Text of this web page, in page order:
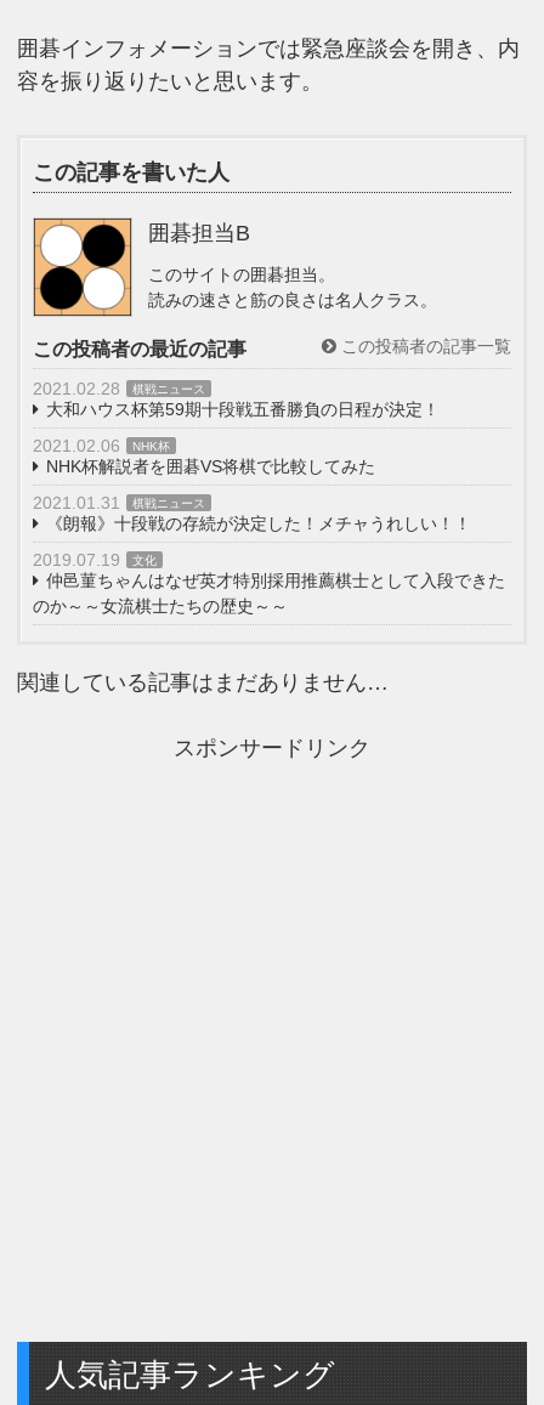
囲碁インフォメーションでは緊急座談会を開き、内
容を振り返りたいと思います。
この記事を書いた人
囲碁担当B
このサイトの囲碁担当。
読みの速さと筋の良さは名人クラス。
この投稿者の最近の記事 この投稿者の記事一覧
2021.02.28 棋戦ニュース
大和ハウス杯第59期十段戦五番勝負の日程が決定！
2021.02.06
NHK杯
NHK杯解説者を囲碁VS将棋で比較してみた
2021.01.31
棋戦ニュース
《朗報》十段戦の存続が決定した！メチャうれしい！！
2019.07.19
文化
仲邑菫ちゃんはなぜ英才特別採用推薦棋士として入段できた
のか～～女流棋士たちの歴史～～
関連している記事はまだありません…
スポンサードリンク
人気記事ランキング